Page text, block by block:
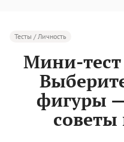
Тесты / Личность
Мини-
фигуры
советы